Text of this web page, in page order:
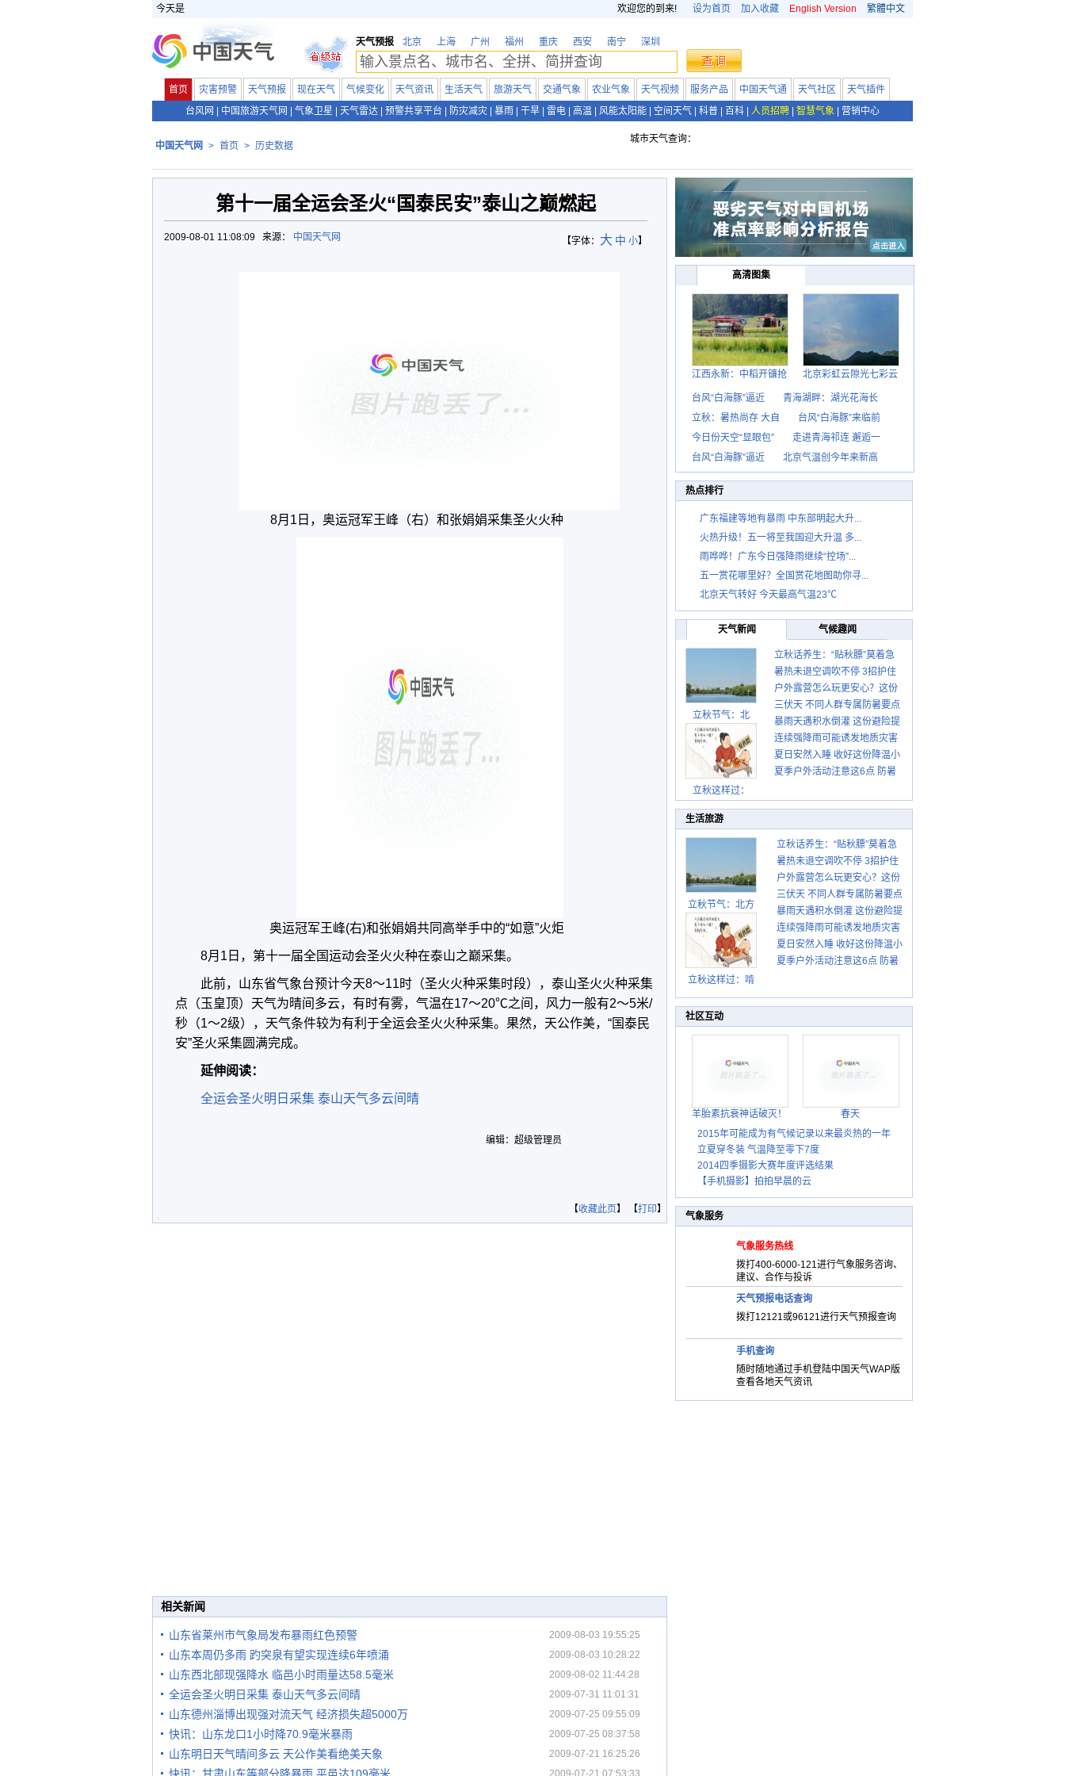
今天是 欢迎您的到来! 设为首页 加入收藏 English Version 繁體中文
天气预报 北京 上海 广州 福州 重庆 西安 南宁 深圳
首页 灾害预警 天气预报 现在天气 气候变化 天气资讯 生活天气 旅游天气 交通气象 农业气象 天气视频 服务产品 中国天气通 天气社区
天气插件
台风网
中国旅游天气网 气象卫星 天气雷达 预警共享平台 防灾减灾 暴雨 干旱 雷电 高温 风能太阳能 空间天气 科普 百科 人员招聘 智慧气象 营销中心
中国天气网 > 首页 > 历史数据
城市天气查询：
第十一届全运会圣火“国泰民安”泰山之巅燃起
【字体： 大 中 小】
2009-08-01 11:08:09 来源： 中国天气网
8月1日，奥运冠军王峰（右）和张娟娟采集圣火火种
奥运冠军王峰(右)和张娟娟共同高举手中的“如意”火炬
8月1日，第十一届全国运动会圣火火种在泰山之巅采集。
此前，山东省气象台预计今天8～11时（圣火火种采集时段），泰山圣火火种采集
点（玉皇顶）天气为晴间多云，有时有雾，气温在17～20℃之间，风力一般有2～5米/
秒（1～2级），天气条件较为有利于全运会圣火火种采集。果然，天公作美，“国泰民
安”圣火采集圆满完成。
延伸阅读：
全运会圣火明日采集 泰山天气多云间晴
编辑：超级管理员
【收藏此页】 【打印】
相关新闻
山东省莱州市气象局发布暴雨红色预警 2009-08-03 19:55:25
山东本周仍多雨 趵突泉有望实现连续6年喷涌 2009-08-03 10:28:22
山东西北部现强降水 临邑小时雨量达58.5毫米 2009-08-02 11:44:28
全运会圣火明日采集 泰山天气多云间晴 2009-07-31 11:01:31
山东德州淄博出现强对流天气 经济损失超5000万 2009-07-25 09:55:09
快讯：山东龙口1小时降70.9毫米暴雨 2009-07-25 08:37:58
山东明日天气晴间多云 天公作美看绝美天象 2009-07-21 16:25:26
2009-07-21 07:53:33
高清图集
江西永新：中稻开镰抢 北京彩虹云隙光七彩云
台风“白海豚”逼近
青海湖畔：湖光花海长
立秋：暑热尚存 大自
台风“白海豚”来临前
今日份天空“显眼包”
走进青海祁连 邂逅一
台风“白海豚”逼近
北京气温创今年来新高
热点排行
广东福建等地有暴雨 中东部明起大升...
火热升级！五一将至我国迎大升温 多...
雨哗哗！广东今日强降雨继续“控场”...
五一赏花哪里好？全国赏花地图助你寻...
北京天气转好 今天最高气温23℃
天气新闻 气候趣闻
立秋节气：北
立秋这样过：
立秋话养生：“贴秋膘”莫着急
先清暑再防燥
暑热未退空调吹不停 3招护住
肩颈不酸痛
户外露营怎么玩更安心？这份
攻略请收好
三伏天 不同人群专属防暑要点
请收好
暴雨天遇积水倒灌 这份避险提
示请收好
连续强降雨可能诱发地质灾害
这些前兆要知道
夏日安然入睡 收好这份降温小
贴士
夏季户外活动注意这6点 防暑
生活旅游
立秋节气：北方
逐渐转凉 南方暑
热仍盛
立秋这样过：啃
祝丰收迎秋来
立秋话养生：“贴秋膘”莫着急
先清暑再防燥
暑热未退空调吹不停 3招护住
肩颈不酸痛
户外露营怎么玩更安心？这份
攻略请收好
三伏天 不同人群专属防暑要点
请收好
暴雨天遇积水倒灌 这份避险提
示请收好
连续强降雨可能诱发地质灾害
这些前兆要知道
夏日安然入睡 收好这份降温小
贴士
夏季户外活动注意这6点 防暑
社区互动
羊胎素抗衰神话破灭！
春天
2015年可能成为有气候记录以来最炎热的一年
立夏穿冬装 气温降至零下7度
2014四季摄影大赛年度评选结果
【手机摄影】拍拍早晨的云
气象服务
气象服务热线
拨打400-6000-121进行气象服务咨询、
建议、合作与投诉
天气预报电话查询
拨打12121或96121进行天气预报查询
手机查询
随时随地通过手机登陆中国天气WAP版
查看各地天气资讯